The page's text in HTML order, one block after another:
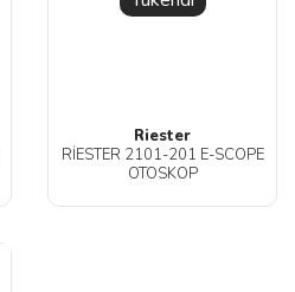
Riester
RİESTER 2101-201 E-SCOPE
OTOSKOP